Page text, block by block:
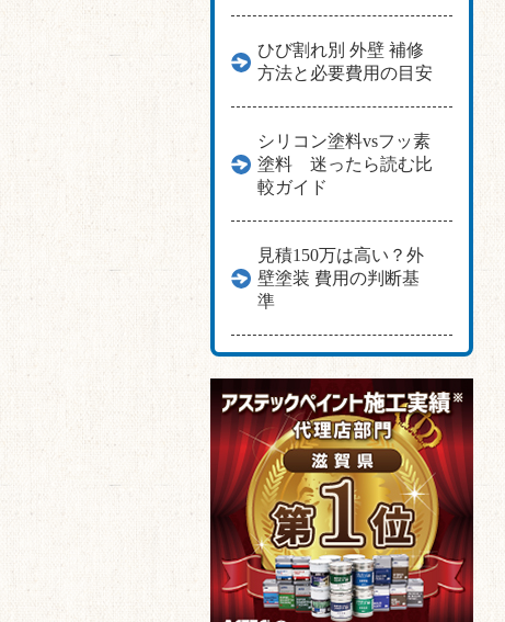
ひび割れ別 外壁 補修
方法と必要費用の目安
シリコン塗料vsフッ素
塗料 迷ったら読む比
較ガイド
見積150万は高い？外
壁塗装 費用の判断基
準